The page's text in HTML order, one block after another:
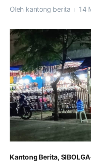
Oleh kantong berita 14
Kantong Berita, SIBOLGA